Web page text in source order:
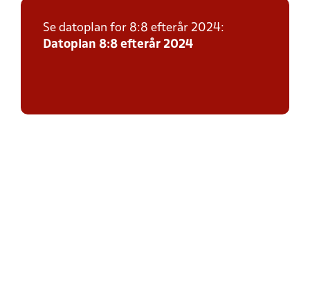
Se datoplan for 8:8 efterår 2024:
Datoplan 8:8 efterår 2024